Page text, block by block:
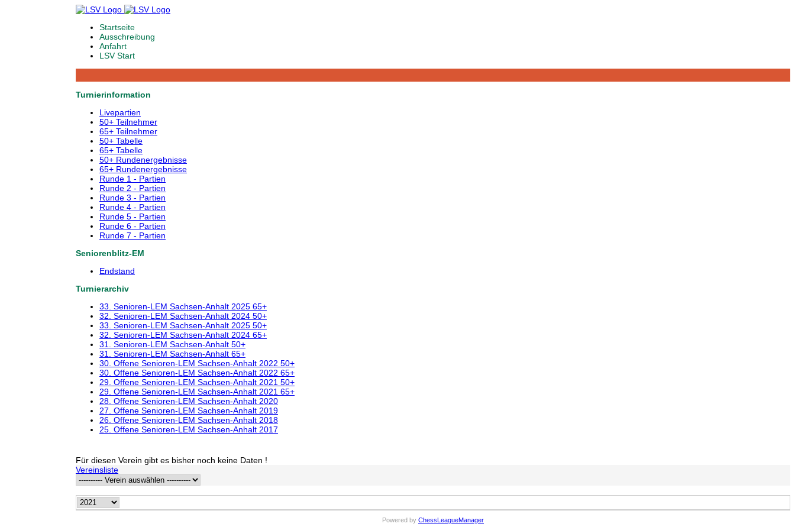
Startseite
Ausschreibung
Anfahrt
LSV Start
Turnierinformation
Livepartien
50+ Teilnehmer
65+ Teilnehmer
50+ Tabelle
65+ Tabelle
50+ Rundenergebnisse
65+ Rundenergebnisse
Runde 1 - Partien
Runde 2 - Partien
Runde 3 - Partien
Runde 4 - Partien
Runde 5 - Partien
Runde 6 - Partien
Runde 7 - Partien
Seniorenblitz-EM
Endstand
Turnierarchiv
33. Senioren-LEM Sachsen-Anhalt 2025 65+
32. Senioren-LEM Sachsen-Anhalt 2024 50+
33. Senioren-LEM Sachsen-Anhalt 2025 50+
32. Senioren-LEM Sachsen-Anhalt 2024 65+
31. Senioren-LEM Sachsen-Anhalt 50+
31. Senioren-LEM Sachsen-Anhalt 65+
30. Offene Senioren-LEM Sachsen-Anhalt 2022 50+
30. Offene Senioren-LEM Sachsen-Anhalt 2022 65+
29. Offene Senioren-LEM Sachsen-Anhalt 2021 50+
29. Offene Senioren-LEM Sachsen-Anhalt 2021 65+
28. Offene Senioren-LEM Sachsen-Anhalt 2020
27. Offene Senioren-LEM Sachsen-Anhalt 2019
26. Offene Senioren-LEM Sachsen-Anhalt 2018
25. Offene Senioren-LEM Sachsen-Anhalt 2017
Für diesen Verein gibt es bisher noch keine Daten !
Vereinsliste
Powered by ChessLeagueManager